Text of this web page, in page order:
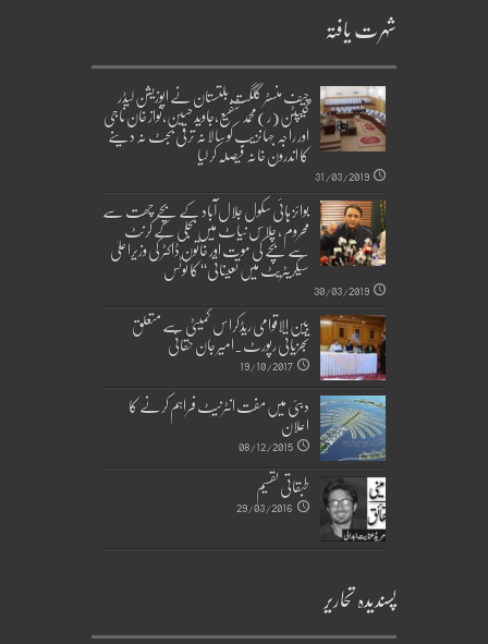
شہرت یافتہ
چیف منسٹر گلگت بلتستان نے اپوزیشن لیڈر
کیپٹن(ر)محمد شفیع،جاوید حسین،نواز خان ناجی
اور راجہ جہانزیب کو سالانہ ترقی بجٹ نہ دینے
کا اندرون خانہ فیصلہ کر لیا
31/03/2019
بوائز ہائی سکول جلال آباد کے بچے چھت سے
محروم ، چلاس نیاٹ میں بجلی کے کرنٹ
سے بچے کی موت اور خاتون ڈاکٹر کی وزیراعلیٰ
سیکریٹریٹ میں تعیناتی‘‘ کا نوٹس
30/03/2019
بین الاقوامی ریڈکراس کمیٹی سے متعلق
تجزیاتی رپورٹ۔امیر جان حقانی
19/10/2017
دبئی میں مفت انٹرنیٹ فراہم کرنے کا
اعلان
08/12/2015
طبقاتی تقسیم
29/03/2016
پسندیدہ تحاریر